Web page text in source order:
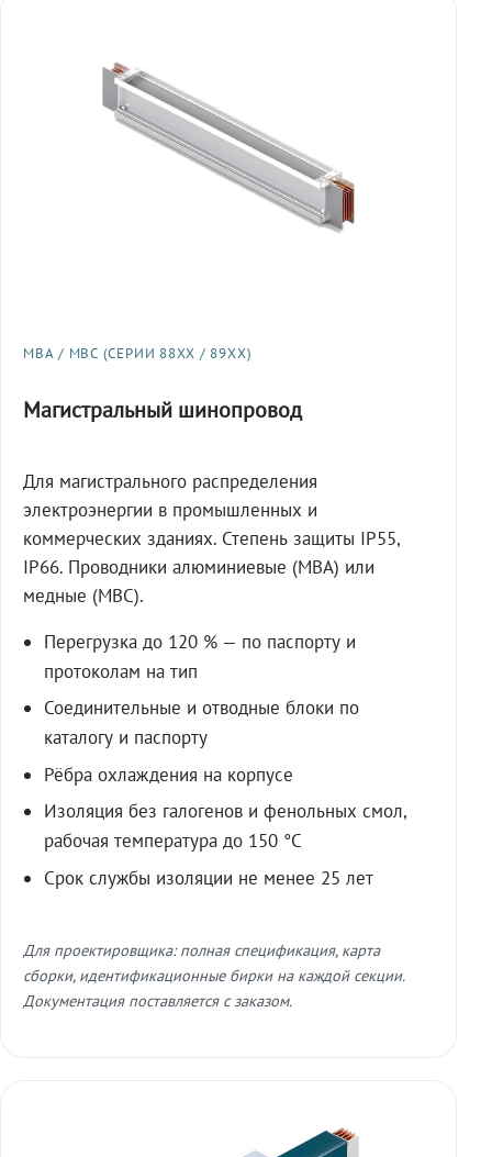
МВА / МВС (СЕРИИ 88XX / 89XX)
Магистральный шинопровод
Для магистрального распределения
электроэнергии в промышленных и
коммерческих зданиях. Степень защиты IP55,
IP66. Проводники алюминиевые (МВА) или
медные (МВС).
Перегрузка до 120 % — по паспорту и
протоколам на тип
Соединительные и отводные блоки по
каталогу и паспорту
Рёбра охлаждения на корпусе
Изоляция без галогенов и фенольных смол,
рабочая температура до 150 °C
Срок службы изоляции не менее 25 лет
Для проектировщика: полная спецификация, карта
сборки, идентификационные бирки на каждой секции.
Документация поставляется с заказом.